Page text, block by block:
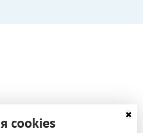
cookies